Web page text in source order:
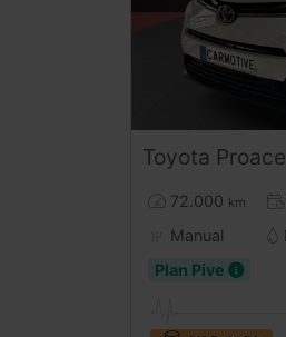
Toyota
72.000 km
Manual
Plan Pive